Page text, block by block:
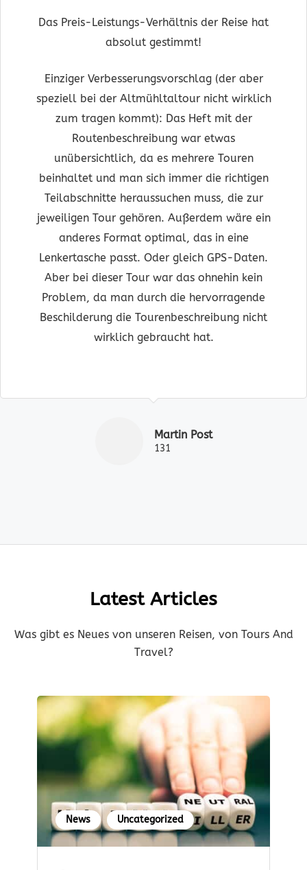
Das Preis-Leistungs-Verhältnis der Reise hat
absolut gestimmt!
Einziger Verbesserungsvorschlag (der aber
speziell bei der Altmühltaltour nicht wirklich
zum tragen kommt): Das Heft mit der
Routenbeschreibung war etwas
unübersichtlich, da es mehrere Touren
beinhaltet und man sich immer die richtigen
Teilabschnitte heraussuchen muss, die zur
jeweiligen Tour gehören. Außerdem wäre ein
anderes Format optimal, das in eine
Lenkertasche passt. Oder gleich GPS-Daten.
Aber bei dieser Tour war das ohnehin kein
Problem, da man durch die hervorragende
Beschilderung die Tourenbeschreibung nicht
wirklich gebraucht hat.
Martin Post
131
Latest Articles
Was gibt es Neues von unseren Reisen, von Tours And
Travel?
News Uncategorized